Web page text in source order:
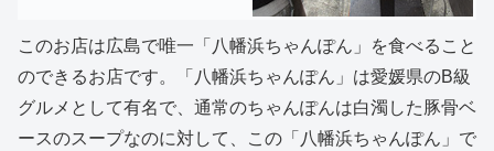
このお店は広島で唯一「八幡浜ちゃんぽん」を食べること
のできるお店です。「八幡浜ちゃんぽん」は愛媛県のB級
グルメとして有名で、通常のちゃんぽんは白濁した豚骨ベ
ースのスープなのに対して、この「八幡浜ちゃんぽん」で